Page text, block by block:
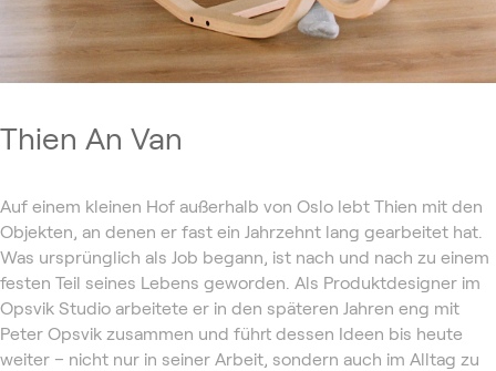
Thien An Van
Auf einem kleinen Hof außerhalb von Oslo lebt Thien mit den
Objekten, an denen er fast ein Jahrzehnt lang gearbeitet hat.
Was ursprünglich als Job begann, ist nach und nach zu einem
festen Teil seines Lebens geworden. Als Produktdesigner im
Opsvik Studio arbeitete er in den späteren Jahren eng mit
Peter Opsvik zusammen und führt dessen Ideen bis heute
weiter – nicht nur in seiner Arbeit, sondern auch im Alltag zu